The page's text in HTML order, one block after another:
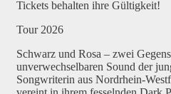
Tickets behalten ihre Gültigkeit!
Tour 2026
Schwarz und Rosa – zwei
unverwechselbaren Sound der
Songwriterin aus Nordrhein-